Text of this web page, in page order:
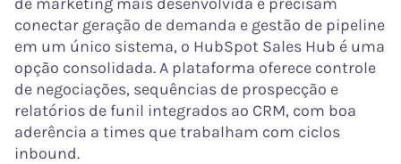
conectar geração de demanda e gestão de pipeline
em um único sistema, o HubSpot Sales Hub é uma
opção consolidada. A plataforma oferece controle
de negociações, sequências de prospecção e
relatórios de funil integrados ao CRM, com boa
aderência a times que trabalham com ciclos
inbound.